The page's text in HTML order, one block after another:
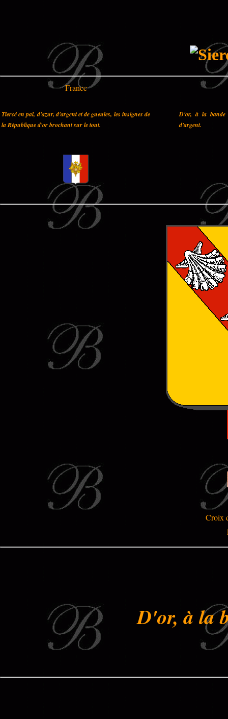
France
Tiercé en pal, d'azur, d'argent et de gueules, les insignes de
la République d'or brochant sur le tout.
D'or, à la bande
d'argent.
Croix
D'or, à la